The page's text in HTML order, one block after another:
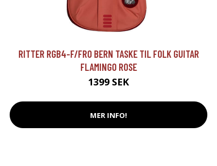
RITTER RGB4-F/FRO BERN TASKE TIL FOLK GUITAR
FLAMINGO ROSE
1399 SEK
MER INFO!